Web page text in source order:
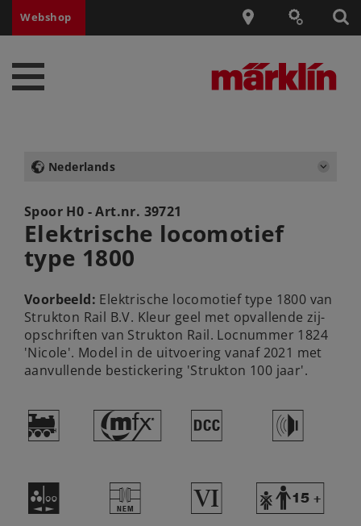
Webshop
Nederlands
Spoor H0 - Art.nr. 39721
Elektrische locomotief
type 1800
Voorbeeld: Elektrische locomotief type 1800 van
Strukton Rail B.V. Kleur geel met opvallende zij-
opschriften van Strukton Rail. Locnummer 1824
'Nicole'. Model in de uitvoering vanaf 2021 met
aanvullende bestickering 'Strukton 100 jaar'.
) # § h
N U 8 Y